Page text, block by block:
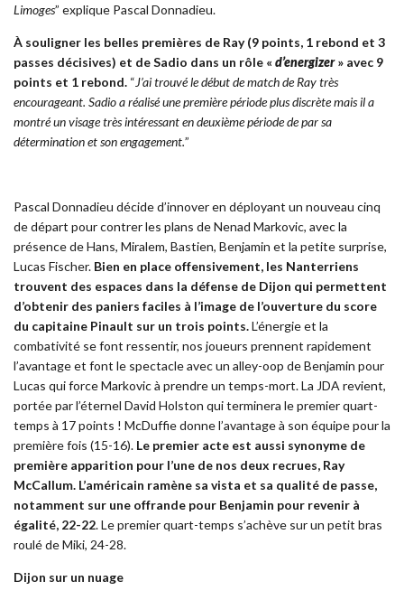
Limoges” explique Pascal Donnadieu.
À souligner les belles premières de Ray (9 points, 1 rebond et 3
passes décisives) et de Sadio dans un rôle « d’energizer» avec 9
points et 1 rebond. “J’ai trouvé le début de match de Ray très
encourageant. Sadio a réalisé une première période plus discrète mais il a
montré un visage très intéressant en deuxième période de par sa
détermination et son engagement.”
Pascal Donnadieu décide d’innover en déployant un nouveau cinq
de départ pour contrer les plans de Nenad Markovic, avec la
présence de Hans, Miralem, Bastien, Benjamin et la petite surprise,
Lucas Fischer. Bien en place offensivement, les Nanterriens
trouvent des espaces dans la défense de Dijon qui permettent
d’obtenir des paniers faciles à l’image de l’ouverture du score
du capitaine Pinault sur un trois points.L’énergie et la
combativité se font ressentir, nos joueurs prennent rapidement
l’avantage et font le spectacle avec un alley-oop de Benjamin pour
Lucas qui force Markovic à prendre un temps-mort. La JDA revient,
portée par l’éternel David Holston qui terminera le premier quart-
temps à 17 points ! McDuffie donne l’avantage à son équipe pour la
première fois (15-16). Le premier acte est aussi synonyme de
première apparition pour l’une de nos deux recrues, Ray
McCallum. L’américain ramène sa vista et sa qualité de passe,
notamment sur une offrande pour Benjamin pour revenir à
égalité, 22-22. Le premier quart-temps s’achève sur un petit bras
roulé de Miki, 24-28.
Dijon sur un nuage